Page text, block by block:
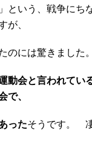
という、戦争にち
が、
のには驚きました。
動会と言われてい
で、
ったそうです。